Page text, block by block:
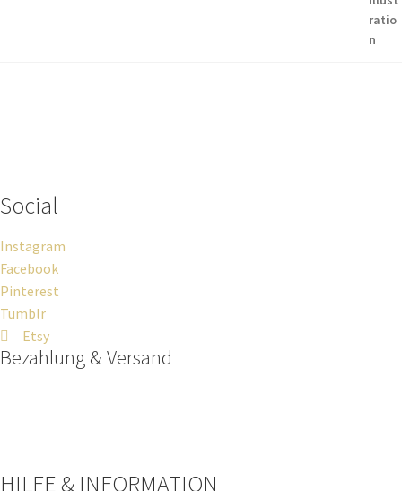
Social
Instagram
Facebook
Pinterest
Tumblr
Etsy
Bezahlung & Versand
HILFE & INFORMATION​